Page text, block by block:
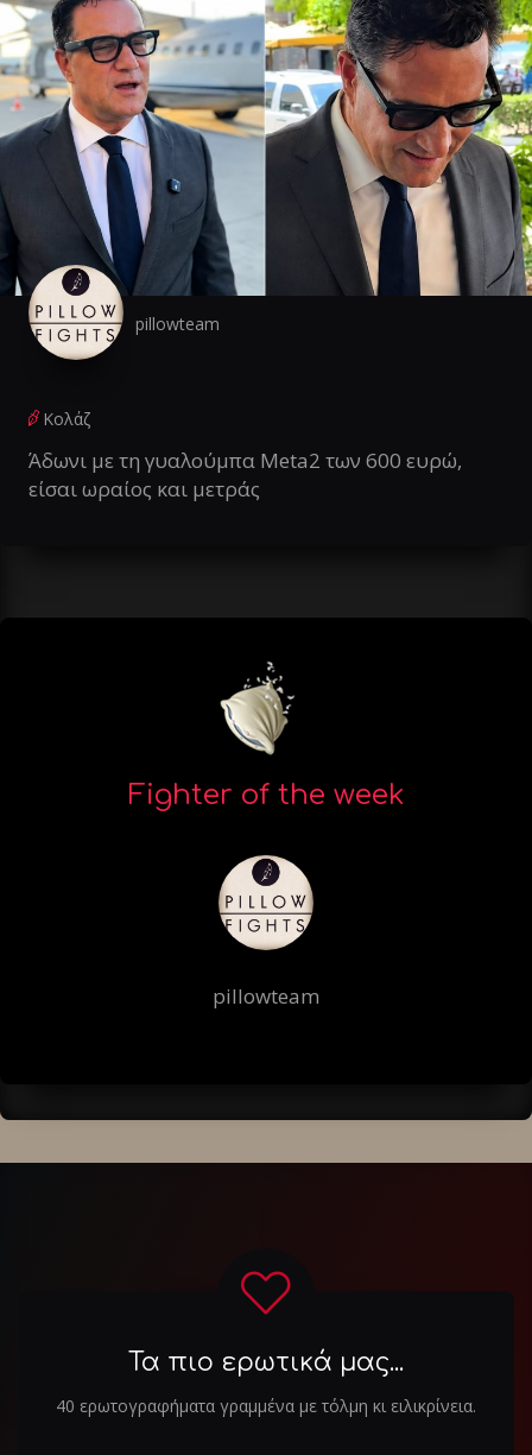
pillowteam
Κολάζ
Άδωνι με τη γυαλούμπα Meta2 των 600 ευρώ,
είσαι ωραίος και μετράς
Fighter of the week
pillowteam
Τα πιο ερωτικά μας...
40 ερωτογραφήματα γραμμένα με τόλμη κι ειλικρίνεια.